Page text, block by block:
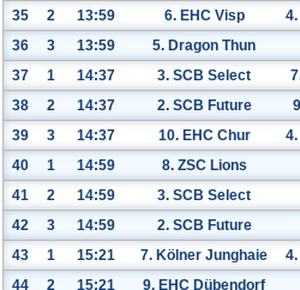
35
2 13:59 6. EHC Visp
36
3 13:59 5. Dragon Thun
37
1 14:37 3. SCB Select
38
2 14:37 2. SCB Future
39
3 14:37 10. EHC Chur
40
1 14:59 8. ZSC Lions
41
2 14:59 3. SCB Select
42
3 14:59 2. SCB Future
43
1 15:21 7. Kölner Junghaie
44
2 15:21 9. EHC Dübendorf